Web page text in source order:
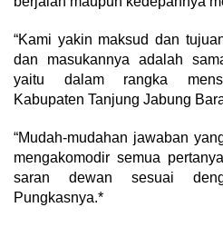
“Kami yakin maksud dan
dan masukannya adalah
yaitu dalam rangka
Kabupaten Tanjung Jabung
“Mudah-mudahan jawaban
mengakomodir semua
saran dewan sesuai
Pungkasnya.*